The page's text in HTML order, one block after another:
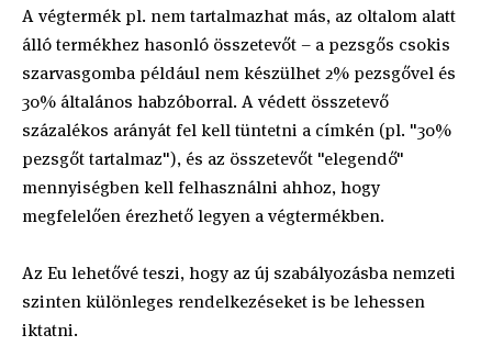
A végtermék pl. nem tartalmazhat más, az oltalom alatt
álló termékhez hasonló összetevőt – a pezsgős csokis
szarvasgomba például nem készülhet 2% pezsgővel és
30% általános habzóborral. A védett összetevő
százalékos arányát fel kell tüntetni a címkén (pl. "30%
pezsgőt tartalmaz"), és az összetevőt "elegendő"
mennyiségben kell felhasználni ahhoz, hogy
megfelelően érezhető legyen a végtermékben.
Az Eu lehetővé teszi, hogy az új szabályozásba nemzeti
szinten különleges rendelkezéseket is be lehessen
iktatni.